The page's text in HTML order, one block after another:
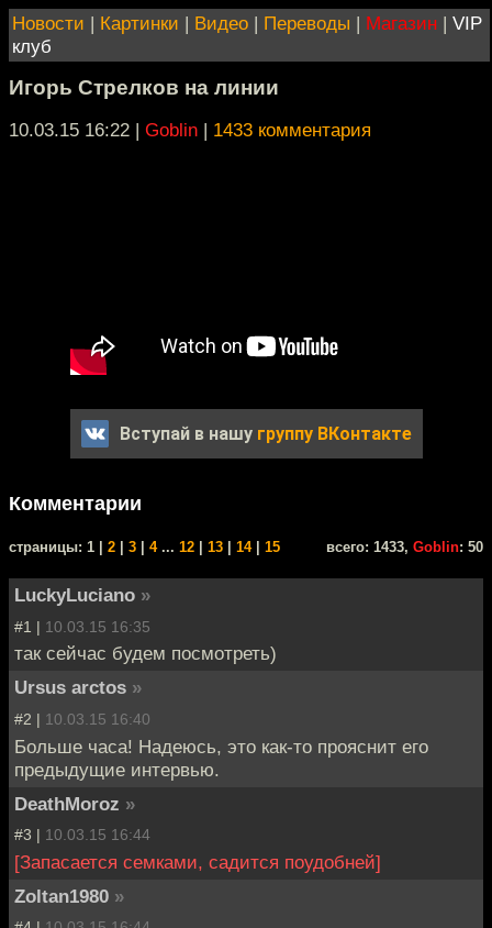
Новости | Картинки | Видео | Переводы | Магазин | VIP
клуб
Игорь Стрелков на линии
10.03.15 16:22 | Goblin | 1433 комментария
Вступай в нашу группу ВКонтакте
Комментарии
cтраницы: 1 | 2 3 4... 12 13 14| 15 всего: 1433, Goblin: 50
LuckyLuciano »
#1 | 10.03.15 16:35
так сейчас будем посмотреть)
Ursus arctos »
#2 | 10.03.15 16:40
Больше часа! Надеюсь, это как-то прояснит его
предыдущие интервью.
DeathMoroz »
#3 | 10.03.15 16:44
[Запасается семками, садится поудобней]
Zoltan1980 »